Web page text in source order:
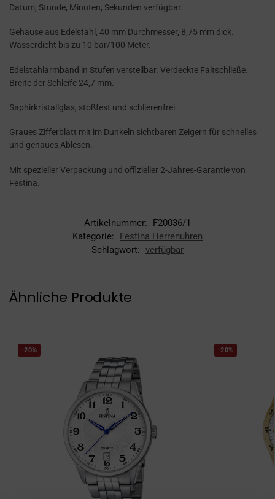
Datum, Stunde, Minuten, Sekunden verfügbar.
Gehäuse aus Edelstahl, 40 mm Durchmesser, 8,75 mm dick.
Wasserdicht bis zu 10 bar/100 Meter.
Edelstahlarmband in Stufen verstellbar. Verdeckte Faltschließe.
Breite der Schleife 24,7 mm.
Saphirkristallglas, stoßfest und schlierenfrei.
Graues Zifferblatt mit im Dunkeln sichtbaren Zeigern für schnelles
und genaues Ablesen.
Mit spezieller Verpackung und offizieller 2-Jahres-Garantie von
Festina.
Artikelnummer:
F20036/1
Kategorie:
Festina Herrenuhren
Schlagwort: verfügbar
Ähnliche Produkte
-20% -20%